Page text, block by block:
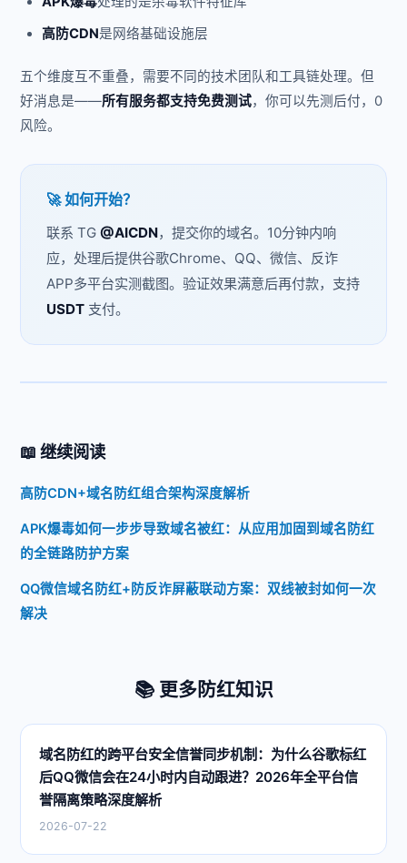
高防CDN是网络基础设施层
五个维度互不重叠，需要不同的技术团队和工具链处理。但
好消息是——所有服务都支持免费测试，你可以先测后付，0
风险。
🚀 如何开始？
联系 TG@AICDN，提交你的域名。10分钟内响
应，处理后提供谷歌Chrome、QQ、微信、反诈
APP多平台实测截图。验证效果满意后再付款，支持
USDT 支付。
📖 继续阅读
高防CDN+域名防红组合架构深度解析
APK爆毒如何一步步导致域名被红：从应用加固到域名防红
的全链路防护方案
QQ微信域名防红+防反诈屏蔽联动方案：双线被封如何一次
解决
📚 更多防红知识
域名防红的跨平台安全信誉同步机制：为什么谷歌标红
后QQ微信会在24小时内自动跟进？2026年全平台信
誉隔离策略深度解析
2026-07-22